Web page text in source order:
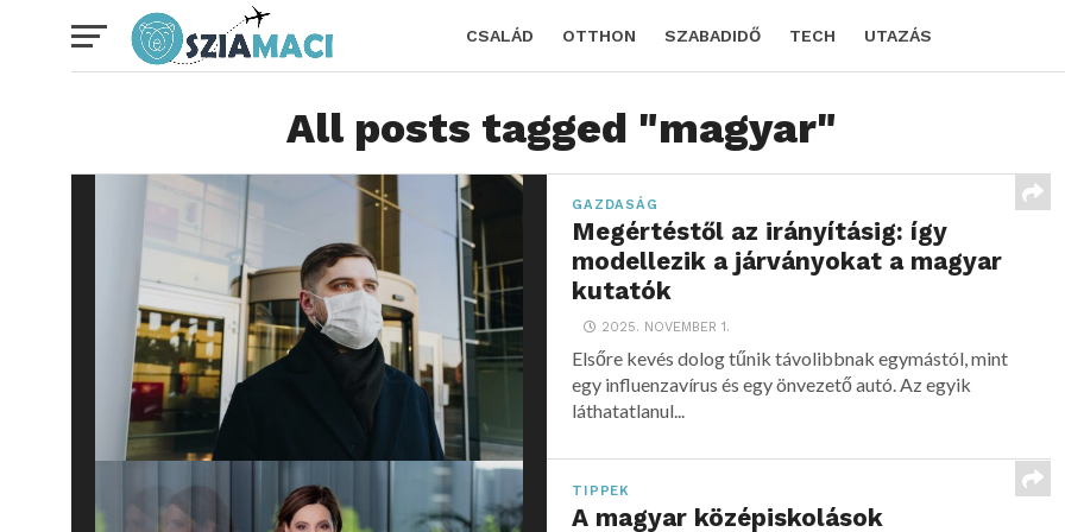
CSALÁD OTTHON SZABADIDŐ TECH UTAZÁS
All posts tagged "magyar"
GAZDASÁG
Megértéstől az irányításig: így
modellezik a járványokat a magyar
kutatók
2025. NOVEMBER 1.
Elsőre kevés dolog tűnik távolibbnak egymástól, mint
egy influenzavírus és egy önvezető autó. Az egyik
láthatatlanul...
TIPPEK
A magyar középiskolások